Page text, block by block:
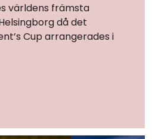
världens främsta
då det
Cup arrangerades i